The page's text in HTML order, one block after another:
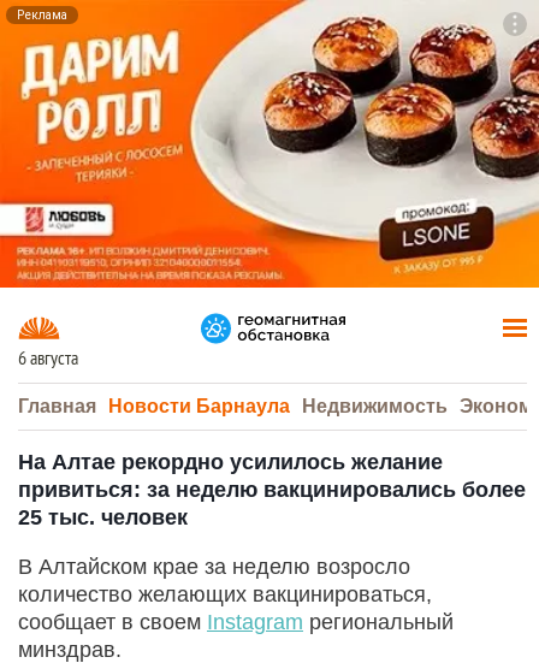
Реклама
6 августа
Главная Новости Барнаула Недвижимость
На Алтае рекордно усилилось желание
привиться: за неделю вакцинировались более
25 тыс. человек
В Алтайском крае за неделю возросло
количество желающих вакцинироваться,
сообщает в своем Instagram региональный
минздрав.